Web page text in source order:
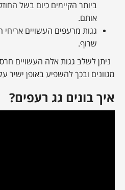
ביותר הקיימים כיום בשל
אותם.
גגות מרעפים העשויים
שרוף.
ניתן לשלב גגות אלה העשויים
מגוונים ובכך להשפיע באופן ישיר
איך בונים גג רעפים?